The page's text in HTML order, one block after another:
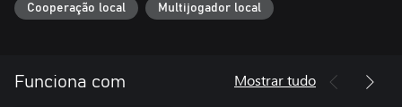
Cooperação local Multijogador local
Funciona com Mostrar tudo